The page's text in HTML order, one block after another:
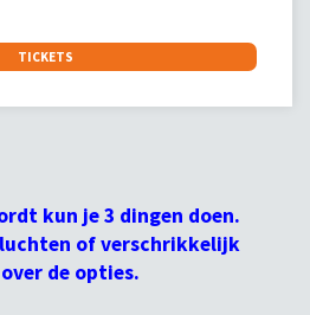
TICKETS
kun je 3 dingen doen.
of verschrikkelijk
de opties.